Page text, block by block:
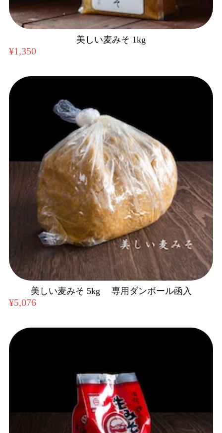
美しい麦みそ 1kg
¥1,350
美しい麦みそ 5kg 専用ダンボール函入
¥5,076